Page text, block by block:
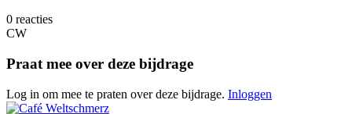
0 reacties
CW
Praat mee over deze bijdrage
Log in om mee te praten over deze bijdrage. Inloggen